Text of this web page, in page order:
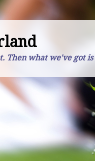
Then what we've got is